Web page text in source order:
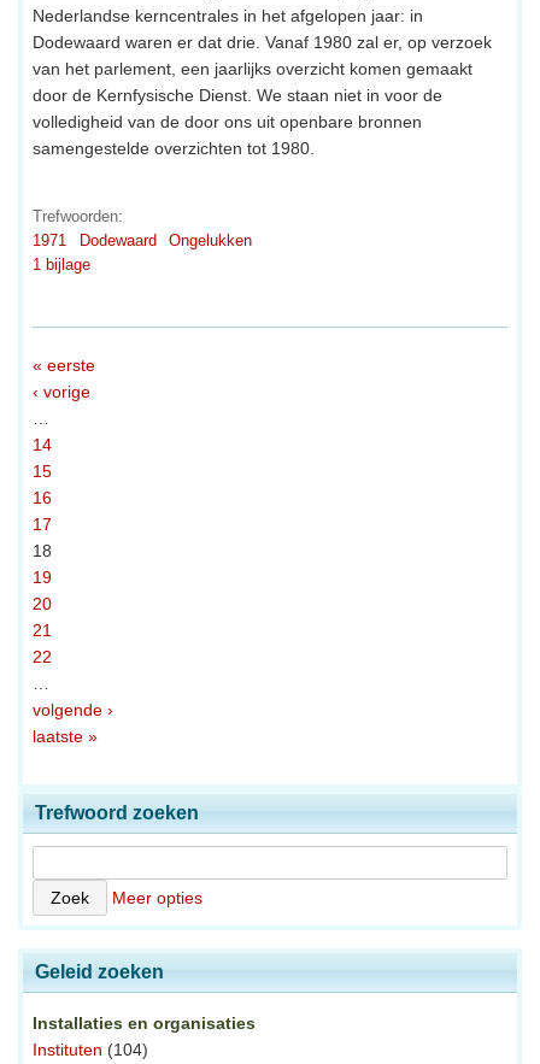
Nederlandse kerncentrales in het afgelopen jaar: in
Dodewaard waren er dat drie. Vanaf 1980 zal er, op verzoek
van het parlement, een jaarlijks overzicht komen gemaakt
door de Kernfysische Dienst. We staan niet in voor de
volledigheid van de door ons uit openbare bronnen
samengestelde overzichten tot 1980.
Trefwoorden:
1971
Dodewaard
Ongelukken
1 bijlage
« eerste
‹ vorige
14
15
16
17
18
19
20
21
22
volgende ›
laatste »
Trefwoord zoeken
Meer opties
Geleid zoeken
Installaties en organisaties
Instituten (104)